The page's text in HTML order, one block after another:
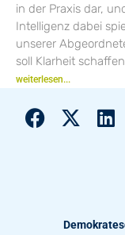
in der Praxis dar,
Intelligenz dabei
unserer
soll Klarheit
weiterlesen...